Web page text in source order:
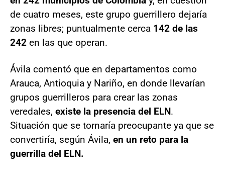
de cuatro meses, este grupo guerrillero dejaría
zonas libres; puntualmente cerca 142 de las
242 en las que operan.
Ávila comentó que en departamentos como
Arauca, Antioquia y Nariño, en donde llevarían
grupos guerrilleros para crear las zonas
veredales, existe la presencia del ELN.
Situación que se tornaría preocupante ya que se
convertiría, según Ávila, en un reto para la
guerrilla del ELN.